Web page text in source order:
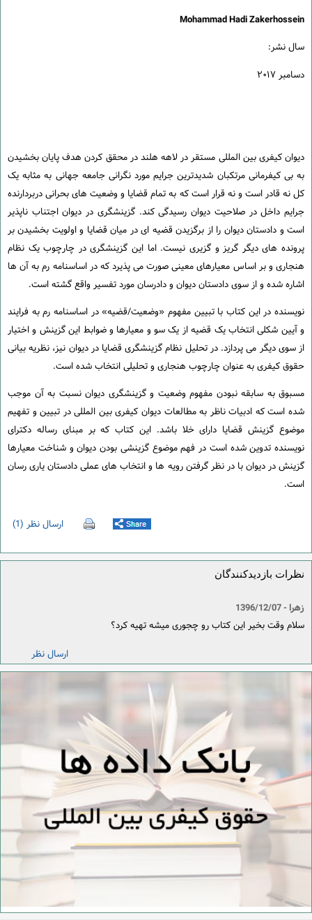
Mohammad Hadi Zakerhossein
سال نشر:
دسامبر ۲۰۱۷
دیوان کیفری بین المللی مستقر در لاهه هلند در محقق کردن هدف پایان بخشیدن
به بی کیفرمانی مرتکبان شدیدترین جرایم مورد نگرانی جامعه جهانی به مثابه یک
کل نه قادر است و نه قرار است که به تمام قضایا و وضعیت های بحرانی دربردارنده
جرایم داخل در صلاحیت دیوان رسیدگی کند. گزینشگری در دیوان اجتناب ناپذیر
است و دادستان دیوان را از برگزیدن قضیه ای در میان قضایا و اولویت بخشیدن بر
پرونده های دیگر گریز و گزیری نیست. اما این گزینشگری در چارچوب یک نظام
هنجاری و بر اساس معیارهای معینی صورت می پذیرد که در اساسنامه رم به آن ها
اشاره شده و از سوی دادستان دیوان و دادرسان مورد تفسیر واقع گشته است.
نویسنده در این کتاب با تبیین مفهوم «وضعیت/قضیه» در اساسنامه رم به فرایند
و آیین شکلی انتخاب یک قضیه از یک سو و معیارها و ضوابط این گزینش و اختیار
از سوی دیگر می پردازد. در تحلیل نظام گزینشگری قضایا در دیوان نیز، نظریه بیانی
حقوق کیفری به عنوان چارچوب هنجاری و تحلیلی انتخاب شده است.
مسبوق به سابقه نبودن مفهوم وضعیت و گزینشگری دیوان نسبت به آن موجب
شده است که ادبیات ناظر به مطالعات دیوان کیفری بین المللی در تبیین و تفهیم
موضوع گزینش قضایا دارای خلا باشد. این کتاب که بر مبنای رساله دکترای
نویسنده تدوین شده است در فهم موضوع گزینشی بودن دیوان و شناخت معیارها
گزینش در دیوان با در نظر گرفتن رویه ها و انتخاب های عملی دادستان یاری رسان
است.
ارسال نظر (1)
نظرات بازدیدکنندگان
زهرا- 1396/12/07
سلام وقت بخیر این کتاب رو چجوری میشه تهیه کرد؟
ارسال نظر